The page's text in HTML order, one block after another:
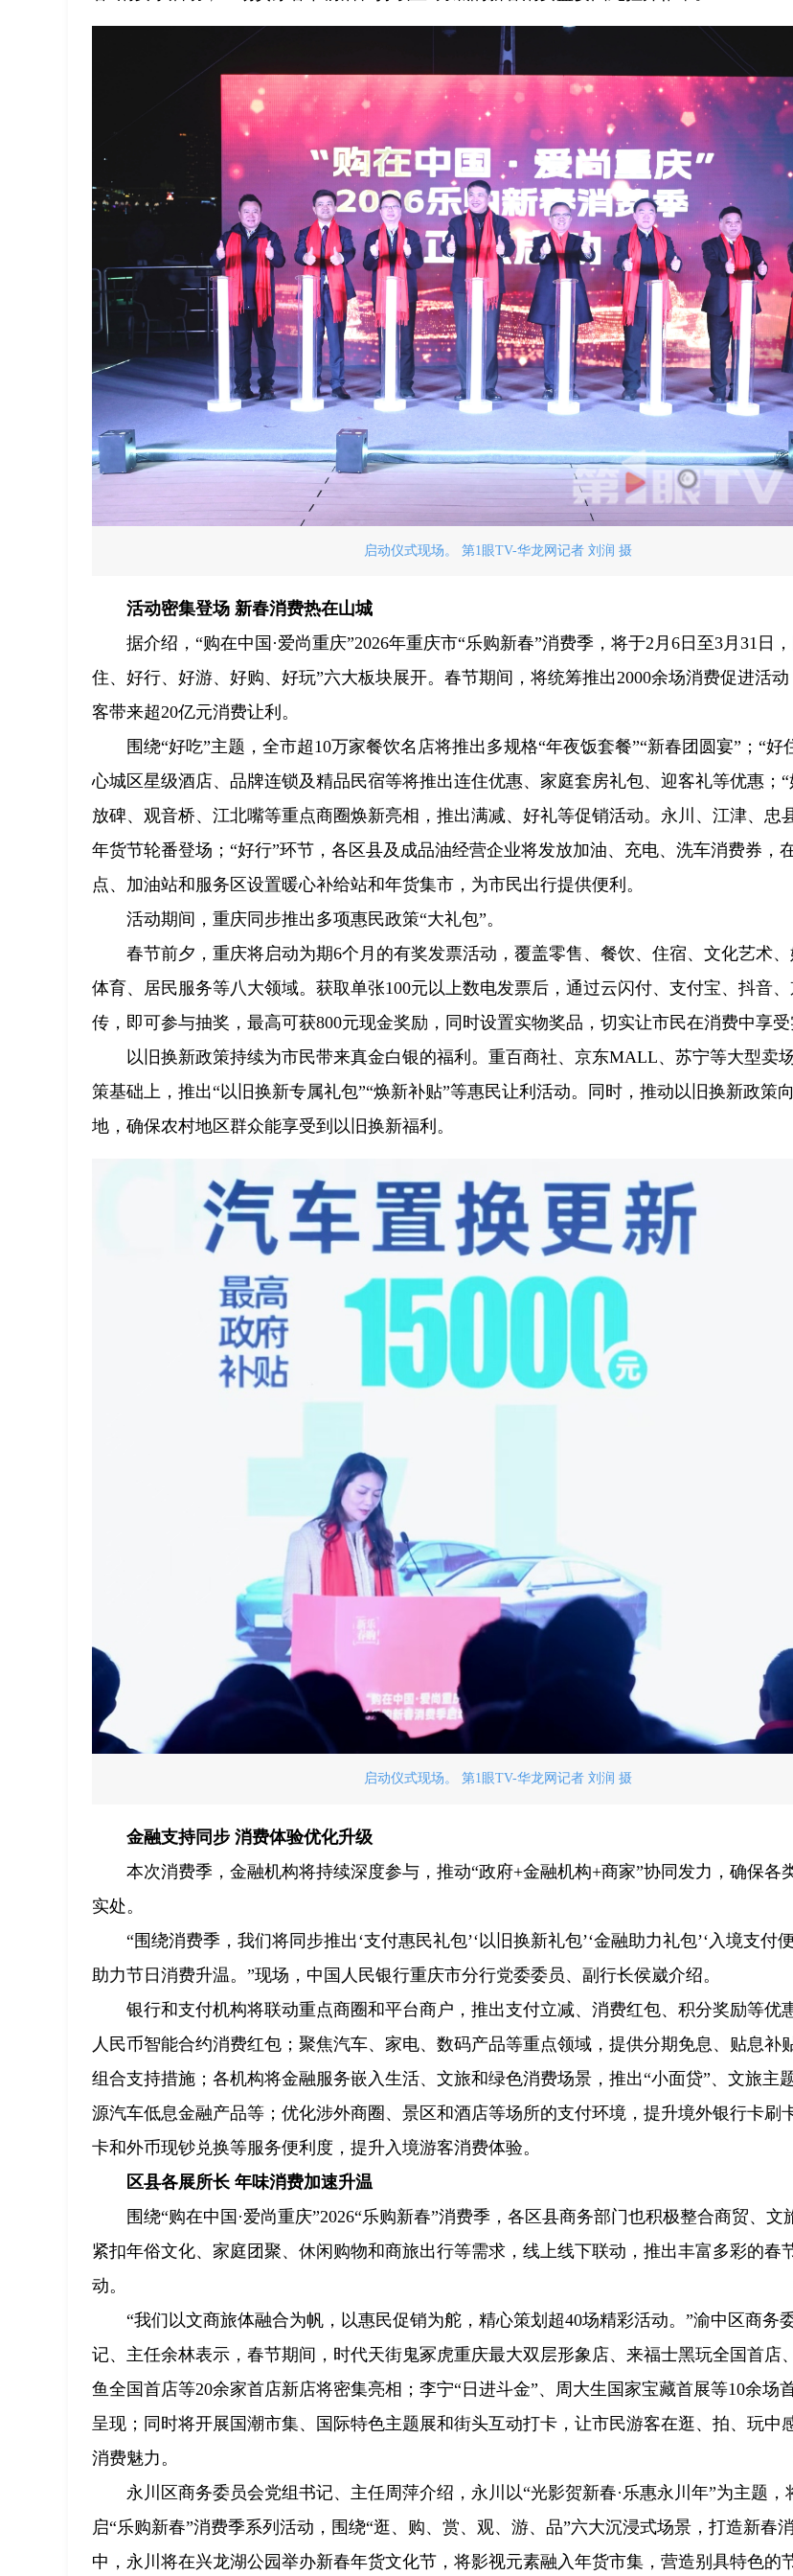
启动仪式现场。 第1眼TV-华龙网记者 刘润 摄
活动密集登场 新春消费热在山城
据介绍，“购在中国·爱尚重庆”2026年重庆市“乐购新春”消费季，将于2月6日至3月31日
住、好行、好游、好购、好玩”六大板块展开。春节期间，将统筹推出2000余场消费促进活
客带来超20亿元消费让利。
围绕“好吃”主题，全市超10万家餐饮名店将推出多规格“年夜饭套餐”“新春团圆宴”；“好
心城区星级酒店、品牌连锁及精品民宿等将推出连住优惠、家庭套房礼包、迎客礼等优惠；
放碑、观音桥、江北嘴等重点商圈焕新亮相，推出满减、好礼等促销活动。永川、江津、忠
年货节轮番登场；“好行”环节，各区县及成品油经营企业将发放加油、充电、洗车消费券，
点、加油站和服务区设置暖心补给站和年货集市，为市民出行提供便利。
活动期间，重庆同步推出多项惠民政策“大礼包”。
春节前夕，重庆将启动为期6个月的有奖发票活动，覆盖零售、餐饮、住宿、文化艺术、
体育、居民服务等八大领域。获取单张100元以上数电发票后，通过云闪付、支付宝、抖音
传，即可参与抽奖，最高可获800元现金奖励，同时设置实物奖品，切实让市民在消费中享受
以旧换新政策持续为市民带来真金白银的福利。重百商社、京东MALL、苏宁等大型卖
策基础上，推出“以旧换新专属礼包”“焕新补贴”等惠民让利活动。同时，推动以旧换新政策
地，确保农村地区群众能享受到以旧换新福利。
启动仪式现场。 第1眼TV-华龙网记者 刘润 摄
金融支持同步 消费体验优化升级
本次消费季，金融机构将持续深度参与，推动“政府+金融机构+商家”协同发力，确保各
实处。
“围绕消费季，我们将同步推出‘支付惠民礼包’‘以旧换新礼包’‘金融助力礼包’‘入境支付
助力节日消费升温。”现场，中国人民银行重庆市分行党委委员、副行长侯崴介绍。
银行和支付机构将联动重点商圈和平台商户，推出支付立减、消费红包、积分奖励等优
人民币智能合约消费红包；聚焦汽车、家电、数码产品等重点领域，提供分期免息、贴息补
组合支持措施；各机构将金融服务嵌入生活、文旅和绿色消费场景，推出“小面贷”、文旅主
源汽车低息金融产品等；优化涉外商圈、景区和酒店等场所的支付环境，提升境外银行卡刷
卡和外币现钞兑换等服务便利度，提升入境游客消费体验。
区县各展所长 年味消费加速升温
围绕“购在中国·爱尚重庆”2026“乐购新春”消费季，各区县商务部门也积极整合商贸、文
紧扣年俗文化、家庭团聚、休闲购物和商旅出行等需求，线上线下联动，推出丰富多彩的春
动。
“我们以文商旅体融合为帆，以惠民促销为舵，精心策划超40场精彩活动。”渝中区商务
记、主任余林表示，春节期间，时代天街鬼冢虎重庆最大双层形象店、来福士黑玩全国首店
鱼全国首店等20余家首店新店将密集亮相；李宁“日进斗金”、周大生国家宝藏首展等10余场
呈现；同时将开展国潮市集、国际特色主题展和街头互动打卡，让市民游客在逛、拍、玩中
消费魅力。
永川区商务委员会党组书记、主任周萍介绍，永川以“光影贺新春·乐惠永川年”为主题，
启“乐购新春”消费季系列活动，围绕“逛、购、赏、观、游、品”六大沉浸式场景，打造新春
中，永川将在兴龙湖公园举办新春年货文化节，将影视元素融入年货市集，营造别具特色的